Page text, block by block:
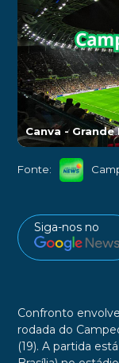
Canva - Grande
Fonte:
Siga-nos no
Confronto
rodada do
(19). A partida